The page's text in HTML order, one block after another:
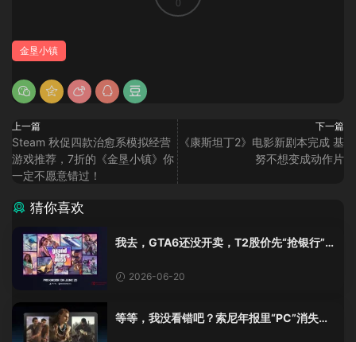
0
金垦小镇
上一篇
Steam 秋促四款治愈系模拟经营
游戏推荐，7折的《金垦小镇》你
一定不愿意错过！
下一篇
《康斯坦丁2》电影新剧本完成 基
努不想变成动作片
猜你喜欢
我去，GTA6还没开卖，T2股价先“抢银行”
2026-06-20
等等，我没看错吧？索尼年报里“PC”消失